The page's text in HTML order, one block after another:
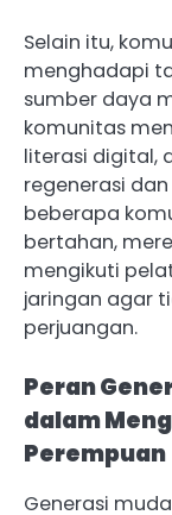
Selain itu,
menghadapi
sumber daya
komunitas
literasi digital,
regenerasi
beberapa
bertahan,
mengikuti
jaringan agar
perjuangan.
Peran
dalam
Perempuan
Generasi